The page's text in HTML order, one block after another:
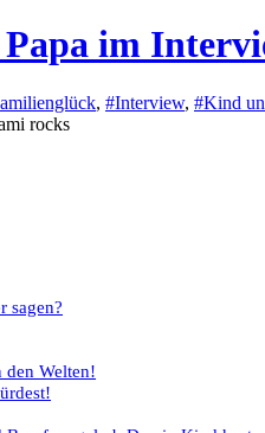
im
, #Interview, #Kind
sagen?
den Welten!